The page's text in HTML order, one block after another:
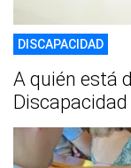
DISCAPACIDAD
A quién está
Discapacidad